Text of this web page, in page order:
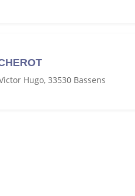
Hugo, 33530 Bassens